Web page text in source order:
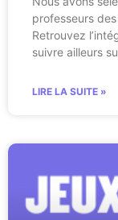
professeurs
Retrouvez
suivre ailleurs
LIRE LA SUITE »